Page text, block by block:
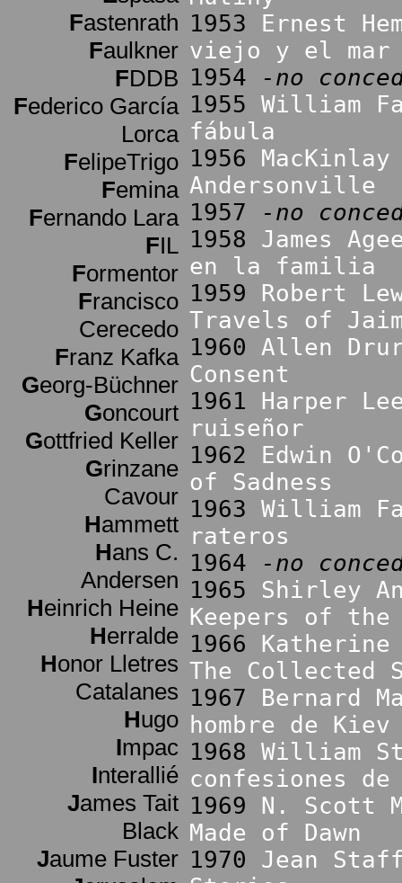
Fastenrath
Faulkner
FDDB
Federico García
Lorca
FelipeTrigo
Femina
Fernando Lara
FIL
Formentor
Francisco
Cerecedo
Franz Kafka
Georg-Büchner
Goncourt
Gottfried Keller
Grinzane
Cavour
Hammett
Hans C.
Andersen
Heinrich Heine
Herralde
Honor Lletres
Catalanes
Hugo
Impac
Interallié
James Tait
Black
Jaume Fuster
1953 Ernest
viejo y el mar
1954
-no
1955 William
fábula
1956
Andersonville
1957
-no
1958 James
en la familia
1959 Robert
Travels of
1960 Allen
Consent
1961 Harper
ruiseñor
1962 Edwin
of Sadness
1963 William
rateros
1964
-no
1965 Shirley
Keepers of the
1966 Katherine
The
1967 Bernard
hombre de Kiev
1968 William
confesiones
1969 N. Scott
Made of Dawn
1970 Jean